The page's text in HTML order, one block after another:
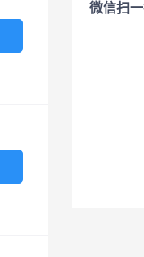
微信扫